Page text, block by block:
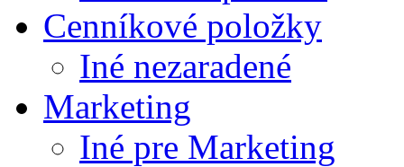
Cenníkové položky
Iné nezaradené
Marketing
Iné pre Marketing